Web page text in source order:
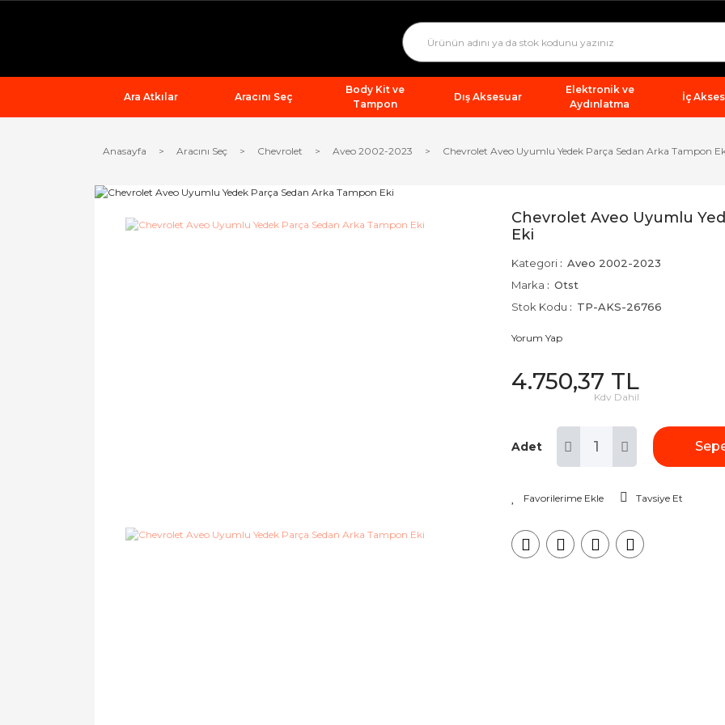
Ara Atkılar Aracını Seç
Body Kit ve
Tampon
Dış Aksesuar
Elektronik ve
Aydınlatma
İç
Anasayfa Aracını Seç Chevrolet Aveo 2002-2023 Chevrolet Aveo Uyumlu Yedek Parça Sedan Arka Tampon
Chevrolet Aveo Uyumlu
Eki
Kategori
Aveo 2002-2023
Marka
Otst
Stok Kodu
TP-AKS-26766
Yorum Yap
4.750,37 TL
Kdv Dahil
Adet
Tavsiye Et